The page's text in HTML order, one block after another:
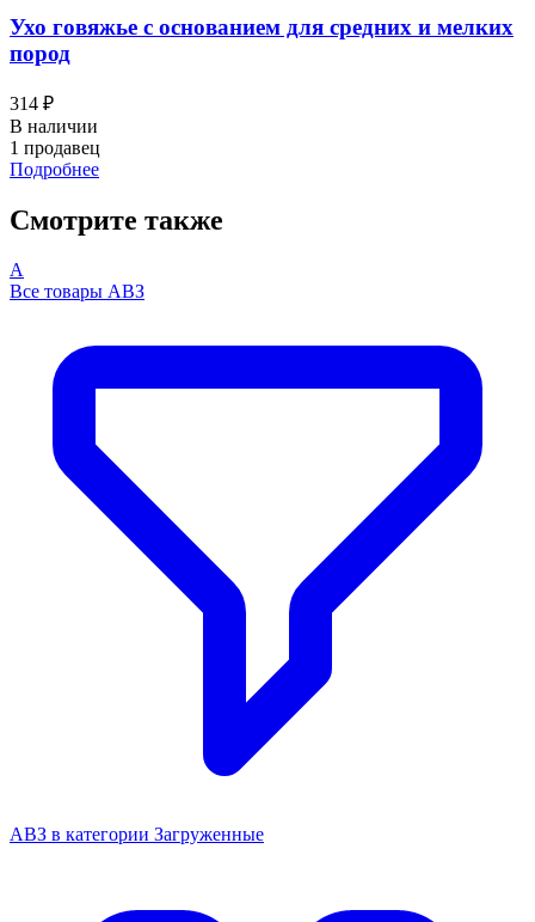
Ухо говяжье с основанием для средних и мелких
пород
314 ₽
В наличии
1 продавец
Подробнее
Смотрите также
А
Все товары АВЗ
АВЗ в категории Загруженные